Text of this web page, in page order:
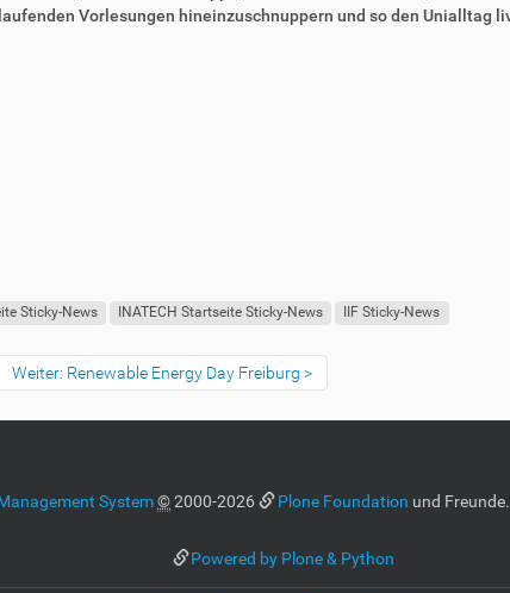
Vorlesungen hineinzuschnuppern und so den Unialltag
Sticky-News INATECH Startseite Sticky-News IIF Sticky-News
Weiter: Renewable Energy Day Freiburg
System ©2000-2026 Plone Foundation und
Powered by Plone & Python